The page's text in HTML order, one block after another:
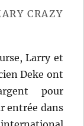
CRAZY
Larry et
Deke ont
pour
entrée dans